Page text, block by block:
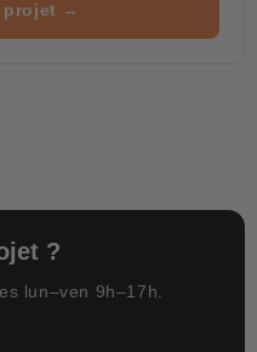
projet →
?
lun–ven 9h–17h.